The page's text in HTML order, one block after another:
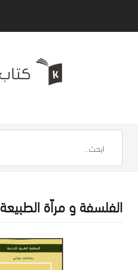
الفلسفة و مراّة الطبيعة